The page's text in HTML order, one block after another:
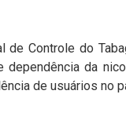
Controle do
da
de usuários no